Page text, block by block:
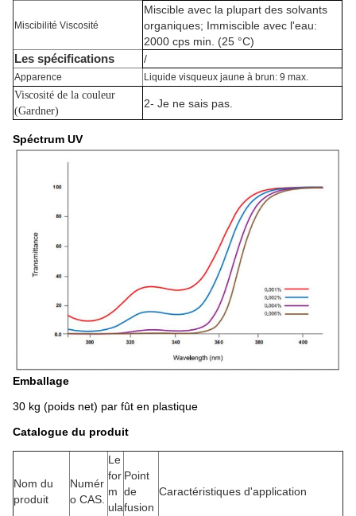
Miscibilité Viscosité
Miscible avec la plupart des solvants
organiques; Immiscible avec l'eau:
2000 cps min. (25 °C)
Les spécifications
/
Apparence Liquide visqueux jaune à brun: 9 max.
Viscosité de la couleur
(Gardner)
2- Je ne sais pas.
Spéctrum UV
Emballage
30 kg (poids net) par fût en plastique
Catalogue du produit
Nom du
produit
Numér
o CAS.
Le
for
m
ula
Point
de
fusion
Caractéristiques d'application